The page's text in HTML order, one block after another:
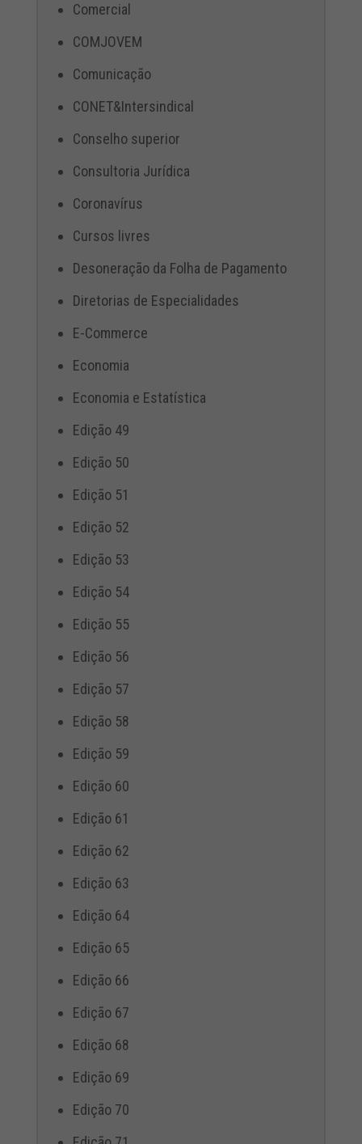
Comercial
COMJOVEM
Comunicação
CONET&Intersindical
Conselho superior
Consultoria Jurídica
Coronavírus
Cursos livres
Desoneração da Folha de Pagamento
Diretorias de Especialidades
E-Commerce
Economia
Economia e Estatística
Edição 49
Edição 50
Edição 51
Edição 52
Edição 53
Edição 54
Edição 55
Edição 56
Edição 57
Edição 58
Edição 59
Edição 60
Edição 61
Edição 62
Edição 63
Edição 64
Edição 65
Edição 66
Edição 67
Edição 68
Edição 69
Edição 70